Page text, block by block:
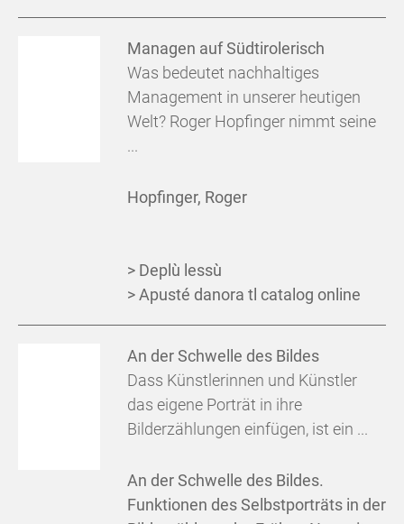
Managen auf Südtirolerisch
Was bedeutet nachhaltiges
Management in unserer heutigen
Welt? Roger Hopfinger nimmt seine
...
Hopfinger, Roger
> Deplù lessù
> Apusté danora tl catalog online
An der Schwelle des Bildes
Dass Künstlerinnen und Künstler
das eigene Porträt in ihre
Bilderzählungen einfügen, ist ein ...
An der Schwelle des Bildes.
Funktionen des Selbstporträts in der